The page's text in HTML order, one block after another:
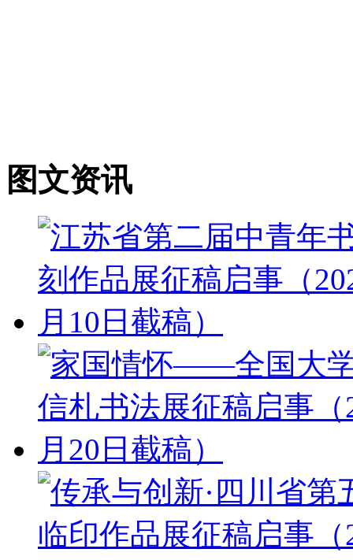
图文资讯